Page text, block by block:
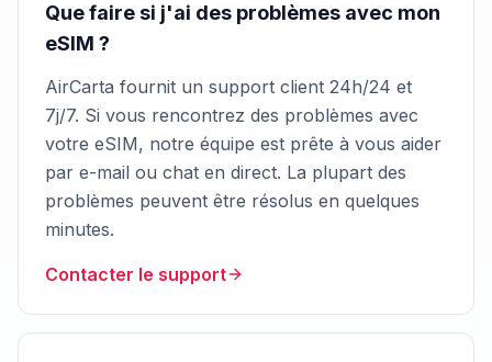
Que faire si j'ai des problèmes avec mon
eSIM ?
AirCarta fournit un support client 24h/24 et
7j/7. Si vous rencontrez des problèmes avec
votre eSIM, notre équipe est prête à vous aider
par e-mail ou chat en direct. La plupart des
problèmes peuvent être résolus en quelques
minutes.
Contacter le support